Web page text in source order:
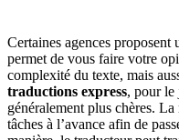
Certaines agences proposent
permet de vous faire votre
complexité du texte, mais
traductions express, pour le
généralement plus chères.
tâches à l’avance afin de